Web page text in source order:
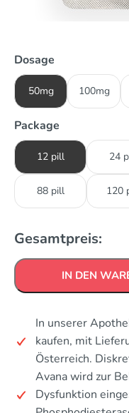
Dosage
50mg 100mg
Package
12 pill 24
88 pill 120
Gesamtpreis:
IN DEN
In unserer
kaufen, mit
Österreich.
Avana wird zur
Dysfunktion